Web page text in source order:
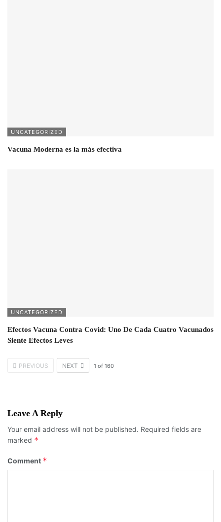
UNCATEGORIZED
Vacuna Moderna es la más efectiva
UNCATEGORIZED
Efectos Vacuna Contra Covid: Uno De Cada Cuatro Vacunados
Siente Efectos Leves
PREVIOUS NEXT 1 of 160
Leave A Reply
Your email address will not be published. Required fields are
marked *
Comment *